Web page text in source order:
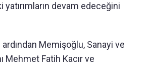
yatırımların devam edeceğini
ardından Memişoğlu, Sanayi ve
Mehmet Fatih Kacır ve